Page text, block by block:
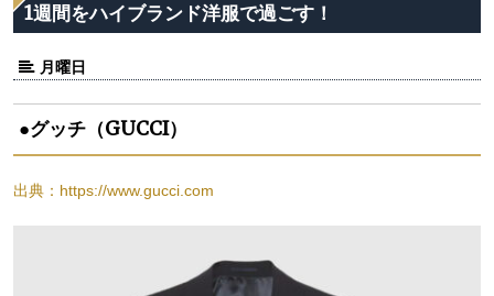
1週間をハイブランド洋服で過ごす！
月曜日
●グッチ（GUCCI）
出典：https://www.gucci.com